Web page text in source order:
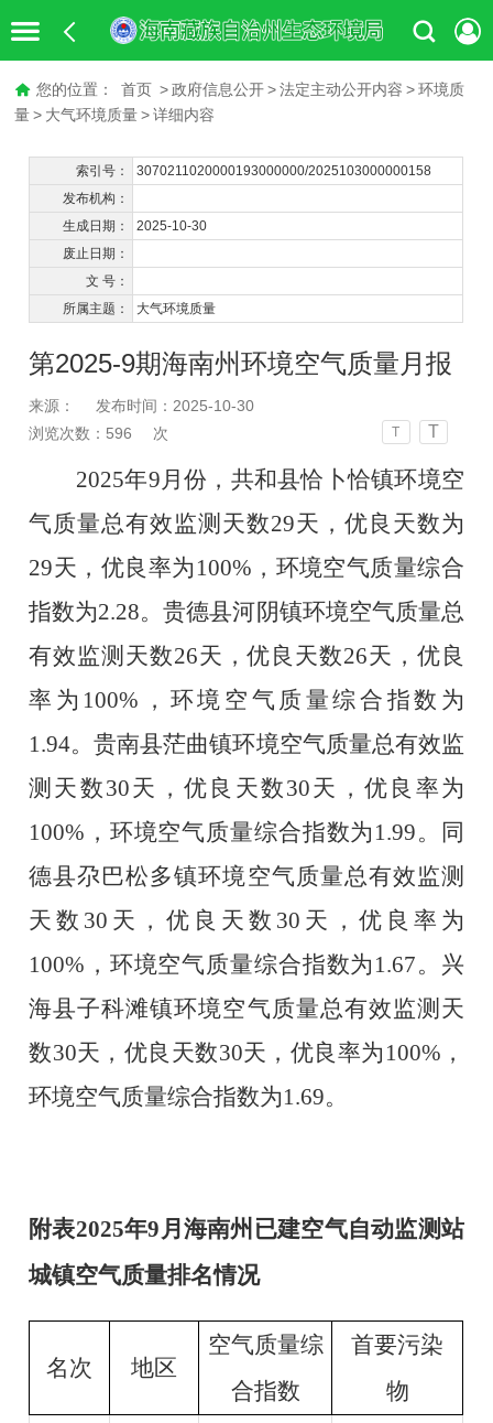
您的位置： 首页 > 政府信息公开 > 法定主动公开内容 > 环境质
量 > 大气环境质量 > 详细内容
索引号：
3070211020000193000000/2025103000000158
发布机构：
生成日期：
2025-10-30
废止日期：
文 号：
所属主题：
大气环境质量
第2025-9期海南州环境空气质量月报
来源：
发布时间：2025-10-30
浏览次数： 596 次 T T
2025年9 月份，共和县恰卜恰镇环境空
气质量总有效监测天数29天，优良天数为
29天，优良率为 100%，环境空气质量综合
指数为2.28。贵德县河阴镇环境空气质量总
有效监测天数26天，优良天数26天，优良
率为 100%，环境空气质量综合指数为
1.94。贵南县茫曲镇环境空气质量总有效监
测天数30天，优良天数30天，优良率为
100%，环境空气质量综合指数为 1.99。同
德县尕巴松多镇环境空气质量总有效监测
天数 30天，优良天数30天，优良率为
100%，环境空气质量综合指数为 1.67。兴
海县子科滩镇环境空气质量总有效监测天
数30天，优良天数30天，优良率为 100%，
环境空气质量综合指数为1.69。
附表2025年9 月海南州已建空气自动监测站
城镇空气质量排名情况
名次 地区
空气质量综
合指数
首要污染
物